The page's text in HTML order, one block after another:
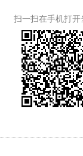
扫一扫在手机打